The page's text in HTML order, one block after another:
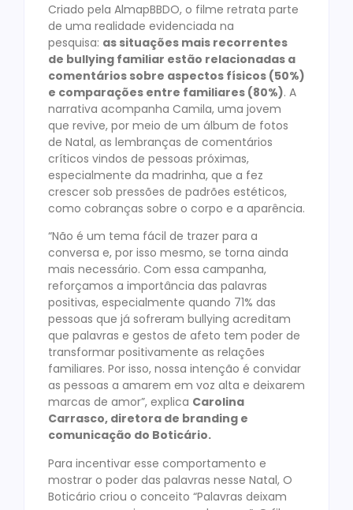
Criado pela AlmapBBDO, o filme retrata parte
de uma realidade evidenciada na
pesquisa: as situações mais recorrentes
de bullying familiar estão relacionadas a
comentários sobre aspectos físicos (50%)
e comparações entre familiares (80%). A
narrativa acompanha Camila, uma jovem
que revive, por meio de um álbum de fotos
de Natal, as lembranças de comentários
críticos vindos de pessoas próximas,
especialmente da madrinha, que a fez
crescer sob pressões de padrões estéticos,
como cobranças sobre o corpo e a aparência.
“Não é um tema fácil de trazer para a
conversa e, por isso mesmo, se torna ainda
mais necessário. Com essa campanha,
reforçamos a importância das palavras
positivas, especialmente quando 71% das
pessoas que já sofreram bullying acreditam
que palavras e gestos de afeto tem poder de
transformar positivamente as relações
familiares. Por isso, nossa intenção é convidar
as pessoas a amarem em voz alta e deixarem
marcas de amor”, explica Carolina
Carrasco, diretora de branding e
comunicação do Boticário.
Para incentivar esse comportamento e
mostrar o poder das palavras nesse Natal, O
Boticário criou o conceito “Palavras deixam